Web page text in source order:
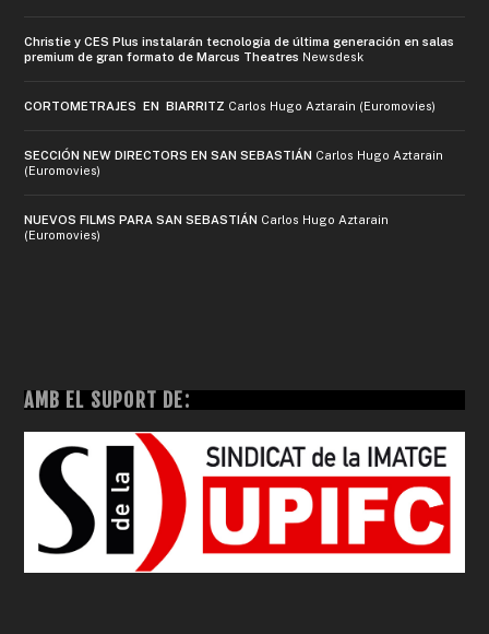
Christie y CES Plus instalarán tecnología de última generación en salas
premium de gran formato de Marcus Theatres Newsdesk
CORTOMETRAJES EN BIARRITZ Carlos Hugo Aztarain (Euromovies)
SECCIÓN NEW DIRECTORS EN SAN SEBASTIÁN Carlos Hugo Aztarain
(Euromovies)
NUEVOS FILMS PARA SAN SEBASTIÁN Carlos Hugo Aztarain
(Euromovies)
AMB EL SUPORT DE: